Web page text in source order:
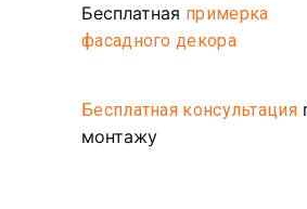
Бесплатная примерка
фасадного декора
Бесплатная консультация
монтажу